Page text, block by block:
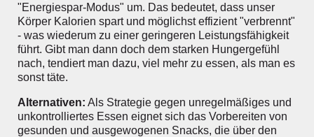
"Energiespar-Modus" um. Das bedeutet, dass unser
Körper Kalorien spart und möglichst effizient "verbrennt"
- was wiederum zu einer geringeren Leistungsfähigkeit
führt. Gibt man dann doch dem starken Hungergefühl
nach, tendiert man dazu, viel mehr zu essen, als man es
sonst täte.
Alternativen: Als Strategie gegen unregelmäßiges und
unkontrolliertes Essen eignet sich das Vorbereiten von
gesunden und ausgewogenen Snacks, die über den